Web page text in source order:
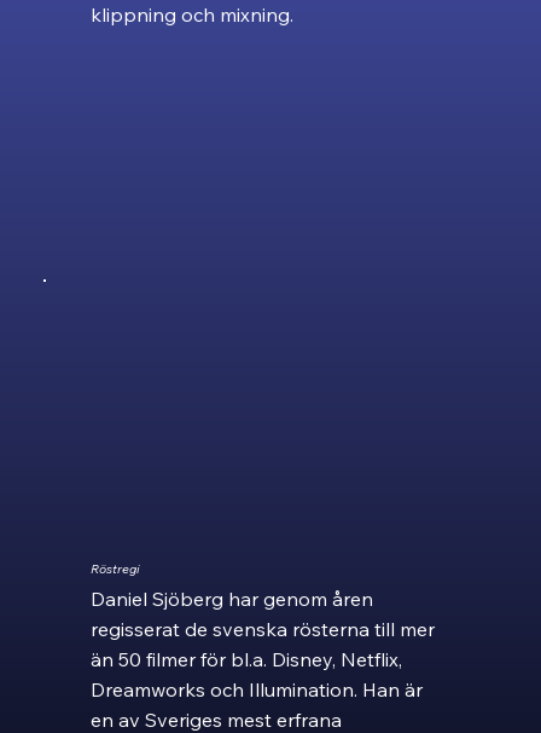
klippning och mixning.
Röstregi
Daniel Sjöberg har genom åren
regisserat de svenska rösterna till mer
än 50 filmer för bl.a. Disney, Netflix,
Dreamworks och Illumination. Han är
en av Sveriges mest erfrana